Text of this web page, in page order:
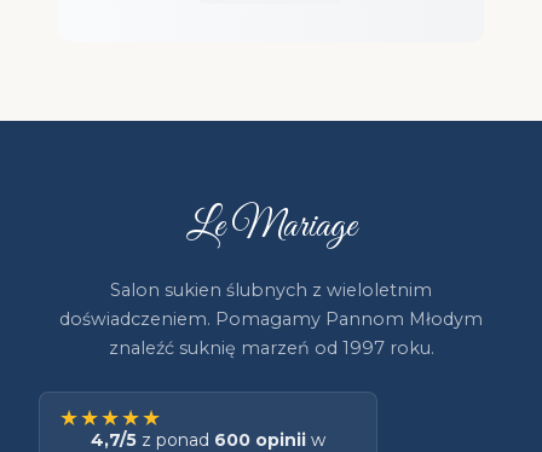
Le Mariage
Salon sukien ślubnych z wieloletnim
doświadczeniem. Pomagamy Pannom Młodym
znaleźć suknię marzeń od 1997 roku.
★★★★★
4,7/5 z ponad 600 opinii w